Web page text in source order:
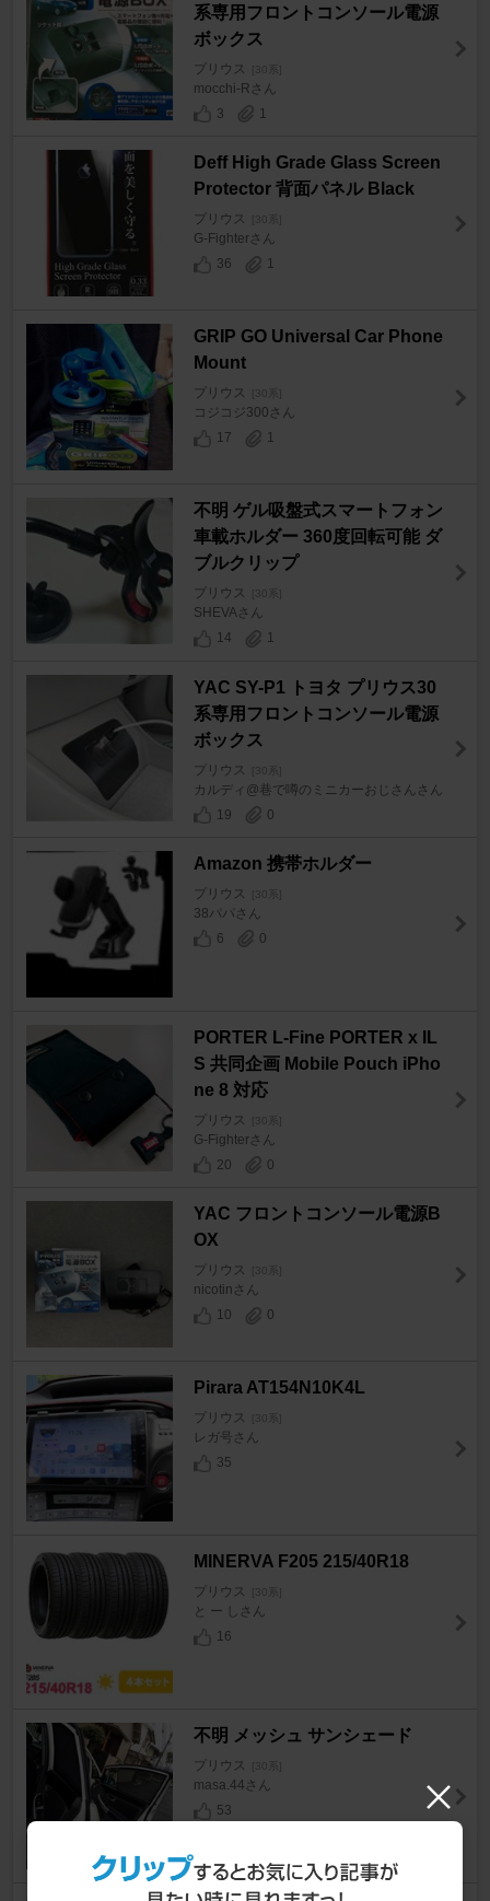
系専用フロントコンソール電源
ボックス
プリウス [30系]
mocchi-Rさん
3
1
Deff High Grade Glass Screen
Protector 背面パネル Black
プリウス
G-Fighterさん
36
1
GRIP GO Universal Car Phone
Mount
プリウス
コジコジ300さん
17
1
不明 ゲル吸盤式スマートフォン
車載ホルダー 360度回転可能 ダ
ブルクリップ
プリウス
SHEVAさん
14
1
YAC SY-P1 トヨタ プリウス30
系専用フロントコンソール電源
ボックス
プリウス [30系]
カルディ@巷で噂のミニカーおじさんさん
19
0
Amazon 携帯ホルダー
プリウス [30系]
38パパさん
6
0
PORTER L-Fine PORTER x IL
S 共同企画 Mobile Pouch iPho
ne 8 対応
プリウス [30系]
G-Fighterさん
20
0
YAC フロントコンソール電源B
OX
プリウス [30系]
nicotinさん
10
0
Pirara AT154N10K4L
プリウス [30系]
レガ号さん
35
MINERVA F205 215/40R18
プリウス [30系]
と ー しさん
16
不明 メッシュ サンシェード
プリウス [30系]
masa.44さん
53